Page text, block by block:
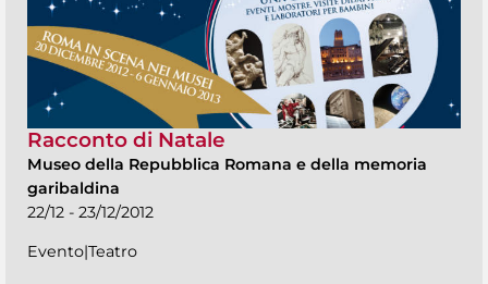
Racconto di Natale
Museo della Repubblica Romana e della memoria
garibaldina
22/12 - 23/12/2012
Evento|Teatro